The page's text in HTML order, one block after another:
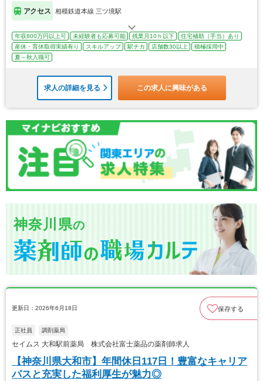
アクセス 相模鉄道本線 三ツ境駅
年収800万円以上可 未経験者も応募可能 残業月10ｈ以下
住宅補助（手当）あり
産休・育休取得実績有り
スキルアップ 駅チカ 店舗数30以上
積極採用中
夏～秋入職可
求人の詳細を見る この求人に興味がある
神奈川県の
更新日：2026年6月18日 保存する
正社員 調剤薬局
セイムス 大和駅前薬局 株式会社富士薬品の薬剤師求人
【神奈川県大和市】年間休日117日！豊富なキャリア
パスと充実した福利厚生が魅力◎